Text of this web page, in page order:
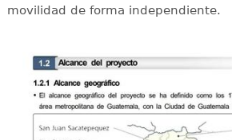
movilidad de forma independiente.